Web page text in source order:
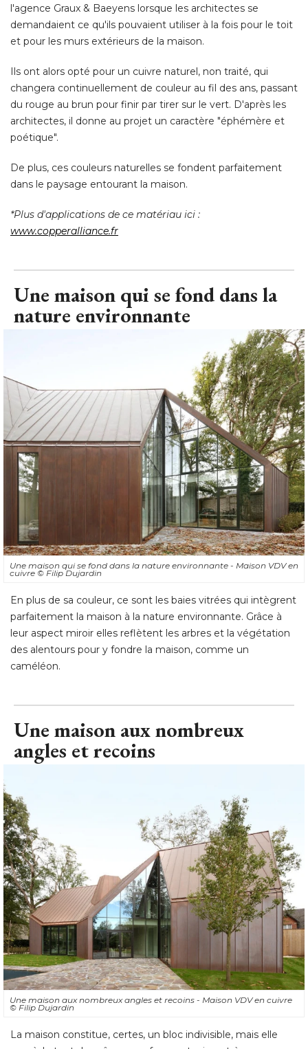
l'agence Graux & Baeyens lorsque les architectes se
demandaient ce qu'ils pouvaient utiliser à la fois pour le toit
et pour les murs extérieurs de la maison.
Ils ont alors opté pour un cuivre naturel, non traité, qui
changera continuellement de couleur au fil des ans, passant
du rouge au brun pour finir par tirer sur le vert. D'après les
architectes, il donne au projet un caractère "éphémère et
poétique".
De plus, ces couleurs naturelles se fondent parfaitement
dans le paysage entourant la maison.
*Plus d'applications de ce matériau ici :
www.copperalliance.fr
Une maison qui se fond dans la
nature environnante
Une maison qui se fond dans la nature environnante - Maison VDV en
cuivre © Filip Dujardin
En plus de sa couleur, ce sont les baies vitrées qui intègrent
parfaitement la maison à la nature environnante. Grâce à
leur aspect miroir elles reflètent les arbres et la végétation
des alentours pour y fondre la maison, comme un
caméléon.
Une maison aux nombreux
angles et recoins
Une maison aux nombreux angles et recoins - Maison VDV en cuivre
© Filip Dujardin
La maison constitue, certes, un bloc indivisible, mais elle